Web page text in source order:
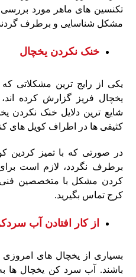
تکنسین های ماهر مورد بررسی
مشکل شناسایی و برطرف
خنک نکردن یخچال
یکی از رایج ترین مشکلاتی که
یخچال فریز گزارش کرده
شایع ترین دلایل خنک نکردن
کثیفی ها در اطراف کویل های
در صورتی که با تمیز کردین
برطرف نگردد، لازم است
کردن مشکل با متخصصین فنی
کرج تماس بگیرید.
از کار افتادن آب
بسیاری از یخچال های
باشند. آب سرد کن یخچال ها